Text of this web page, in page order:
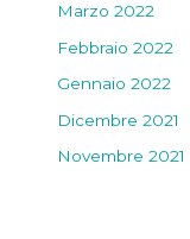
Marzo 2022
Febbraio 2022
Gennaio 2022
Dicembre 2021
Novembre 2021